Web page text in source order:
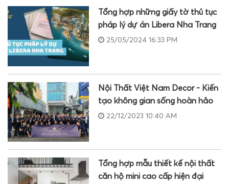
Tổng hợp những giấy tờ thủ tục
pháp lý dự án Libera Nha Trang
25/05/2024 16:33 PM
Nội Thất Việt Nam Decor - Kiến
tạo không gian sống hoàn hảo
22/12/2023 10:40 AM
Tổng hợp mẫu thiết kế nội thất
căn hộ mini cao cấp hiện đại